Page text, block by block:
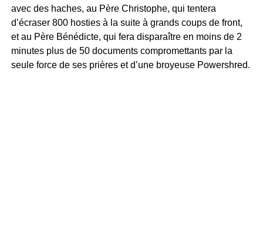
avec des haches, au Père Christophe, qui tentera
d’écraser 800 hosties à la suite à grands coups de front,
et au Père Bénédicte, qui fera disparaître en moins de 2
minutes plus de 50 documents compromettants par la
seule force de ses prières et d’une broyeuse Powershred.